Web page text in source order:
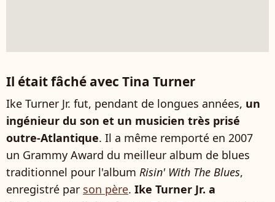
Il était fâché avec Tina Turner
Ike Turner Jr. fut, pendant de longues années, un
ingénieur du son et un musicien très prisé
outre-Atlantique. Il a même remporté en 2007
un Grammy Award du meilleur album de blues
traditionnel pour l'album Risin' With The Blues,
enregistré par son père. Ike Turner Jr. a